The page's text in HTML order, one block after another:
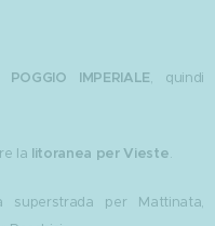
POGGIO IMPERIALE, quindi
la litoranea per Vieste.
per Mattinata,